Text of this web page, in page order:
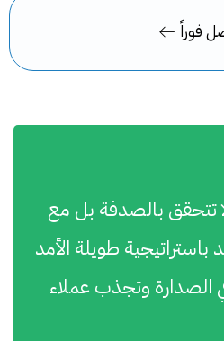
فوراً
تتحقق بالصدفة بل مع
طويلة الأمد
وتجذب عملاء